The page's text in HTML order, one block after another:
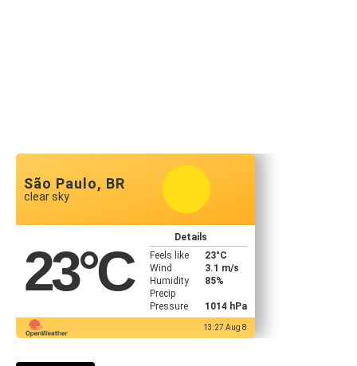
São Paulo, BR
clear sky
23°C
Details
Feels like
23°C
Wind
3.1 m/s
Humidity
85%
Precip
Pressure
1014 hPa
13:27 Aug 8